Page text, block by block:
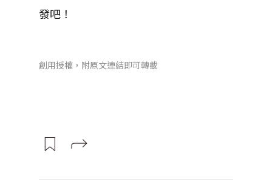
發吧！
創用授權，附原文連結即可轉載